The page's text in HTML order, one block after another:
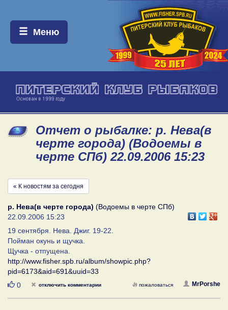
Меню:
Меню
Отчет о рыбалке: р. Нева(в
черте города) (Водоемы в
черте СПб) 22.09.2006 15:23
« К новостям за сегодня
р. Нева(в черте города) (Водоемы в черте СПб)
22.09.2006 15:23
19 сентября. Нева. Джиг. 19-22.
Пойман окунь и щучка.
Щучка - отпущена.
http://www.fisher.spb.ru/album/showpic.php?
pid=6173&aid=691&uuid=33
Нравится
0 отключить комментарии MrPorshe
пожаловаться